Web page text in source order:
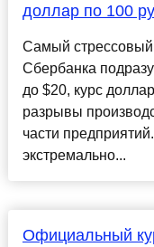
доллар по 100
Самый стрессовый
Сбербанка
до $20, курс
разрывы
части
экстремально...
Официальный